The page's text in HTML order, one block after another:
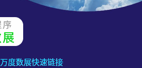
万度数展快速链接